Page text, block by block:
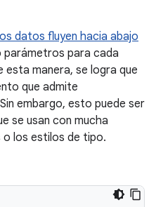
datos fluyen hacia abajo
parámetros para cada
esta manera, se logra que
que admite
embargo, esto puede ser
se usan con mucha
los estilos de tipo.